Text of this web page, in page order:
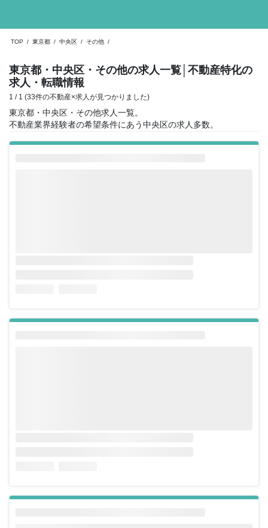
TOP / 東京都 / 中央区 / その他 /
東京都・中央区・その他の求人一覧 │不動産特化の
求人・転職情報
1 / 1 (33件の不動産×求人が見つかりました)
東京都・中央区・その他求人一覧。
不動産業界経験者の希望条件にあう中央区の求人多数。